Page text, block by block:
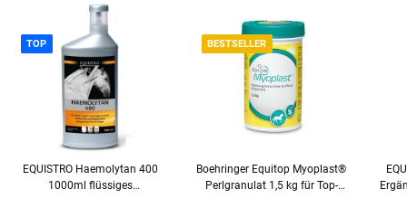
TOP
EQUISTRO Haemolytan 400
1000ml flüssiges
BESTSELLER
Boehringer Equitop Myoplast®
Perlgranulat 1,5 kg für Top-